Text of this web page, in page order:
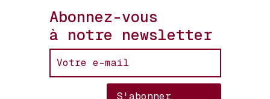
Abonnez-vous
à notre newsletter